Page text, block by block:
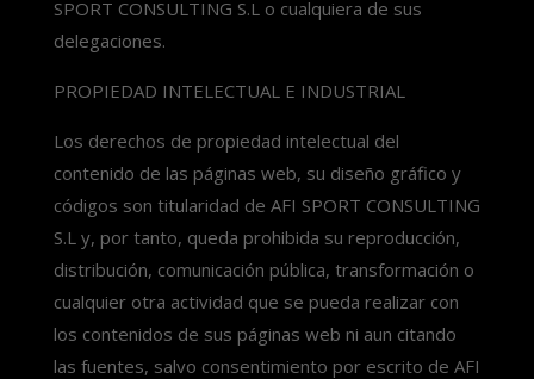
SPORT CONSULTING S.L o cualquiera de sus
delegaciones.
PROPIEDAD INTELECTUAL E INDUSTRIAL
Los derechos de propiedad intelectual del
contenido de las páginas web, su diseño gráfico y
códigos son titularidad de AFI SPORT CONSULTING
S.L y, por tanto, queda prohibida su reproducción,
distribución, comunicación pública, transformación o
cualquier otra actividad que se pueda realizar con
los contenidos de sus páginas web ni aun citando
las fuentes, salvo consentimiento por escrito de AFI